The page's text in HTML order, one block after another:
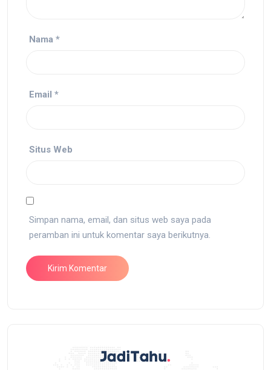
Nama *
Email *
Situs Web
Simpan nama, email, dan situs web saya pada
peramban ini untuk komentar saya berikutnya.